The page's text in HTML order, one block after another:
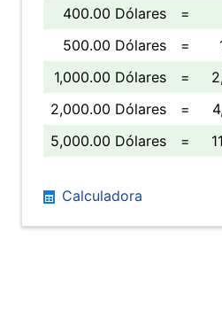
400.00 Dólares
=
500.00 Dólares
=
1,000.00 Dólares
=
2,000.00 Dólares
=
5,000.00 Dólares
=
Calculadora